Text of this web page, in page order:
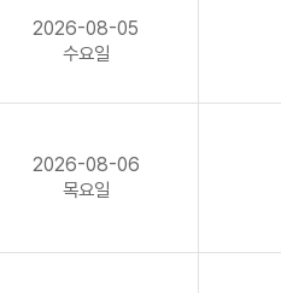
2026-08-05
수요일
2026-08-06
목요일